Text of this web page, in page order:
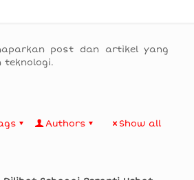
post dan artikel yang
teknologi.
Authors Show all